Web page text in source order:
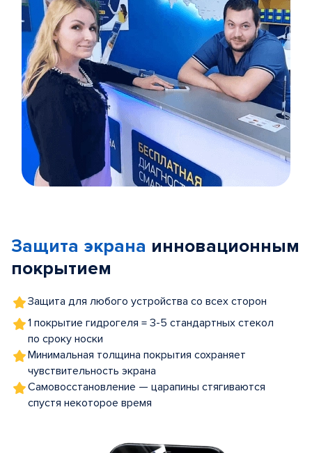
5
Защита экрана инновационным
покрытием
Защита для любого устройства со всех сторон
1 покрытие гидрогеля = 3-5 стандартных стекол
по сроку носки
Минимальная толщина покрытия сохраняет
чувствительность экрана
Самовосстановление — царапины стягиваются
спустя некоторое время